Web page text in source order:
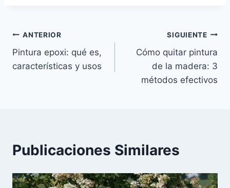
Navegación
de
ANTERIOR
Pintura epoxi: qué es,
características y usos
SIGUIENTE
Cómo quitar pintura
de la madera: 3
métodos efectivos
Publicaciones Similares